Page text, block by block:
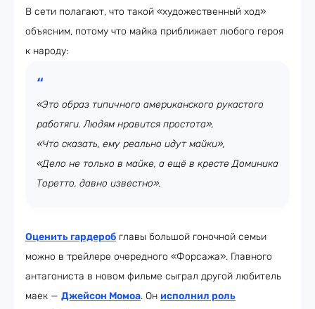
В сети полагают, что такой «художественный ход»
объясним, потому что майка приближает любого героя
к народу:
«Это образ типичного американского рукастого
работяги. Людям нравится простота»,
«Что сказать, ему реально идут майки»,
«Дело не только в майке, а ещё в кресте Доминика
Торетто, давно известно».
Оценить гардероб главы большой гоночной семьи
можно в трейлере очередного «Форсажа». Главного
антагониста в новом фильме сыграл другой любитель
маек — Джейсон Момоа. Он исполнил роль